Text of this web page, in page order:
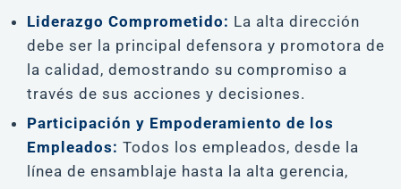
Liderazgo Comprometido: La alta dirección
debe ser la principal defensora y promotora de
la calidad, demostrando su compromiso a
través de sus acciones y decisiones.
Participación y Empoderamiento de los
Empleados: Todos los empleados, desde la
línea de ensamblaje hasta la alta gerencia,